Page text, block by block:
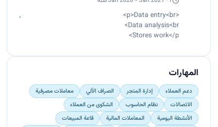
<p>Data entry<br>
Data analysis<br>
Stores work</p>
المهارات
دعم العملاء إدارة المتجر الصراف الآلي
معاملات مصرفية
الاتصالات
نظام الحاسوب
الشكوى من العملاء
الأنشطة اليومية
المعاملات المالية
قاعة المبيعات